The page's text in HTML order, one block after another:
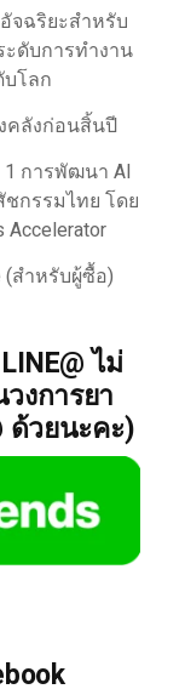
จฉริยะสำหรับ
ะดับการทำงาน
โลก
คลังก่อนสิ้นปี
1 การพัฒนา AI
กรรมไทย โดย
Accelerator
(สำหรับผู้ซื้อ)
ไม่
งการยา
ด้วยนะคะ)